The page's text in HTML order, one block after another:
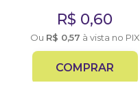
R$ 0,60
Ou R$ 0,57 à vista no PIX
COMPRAR